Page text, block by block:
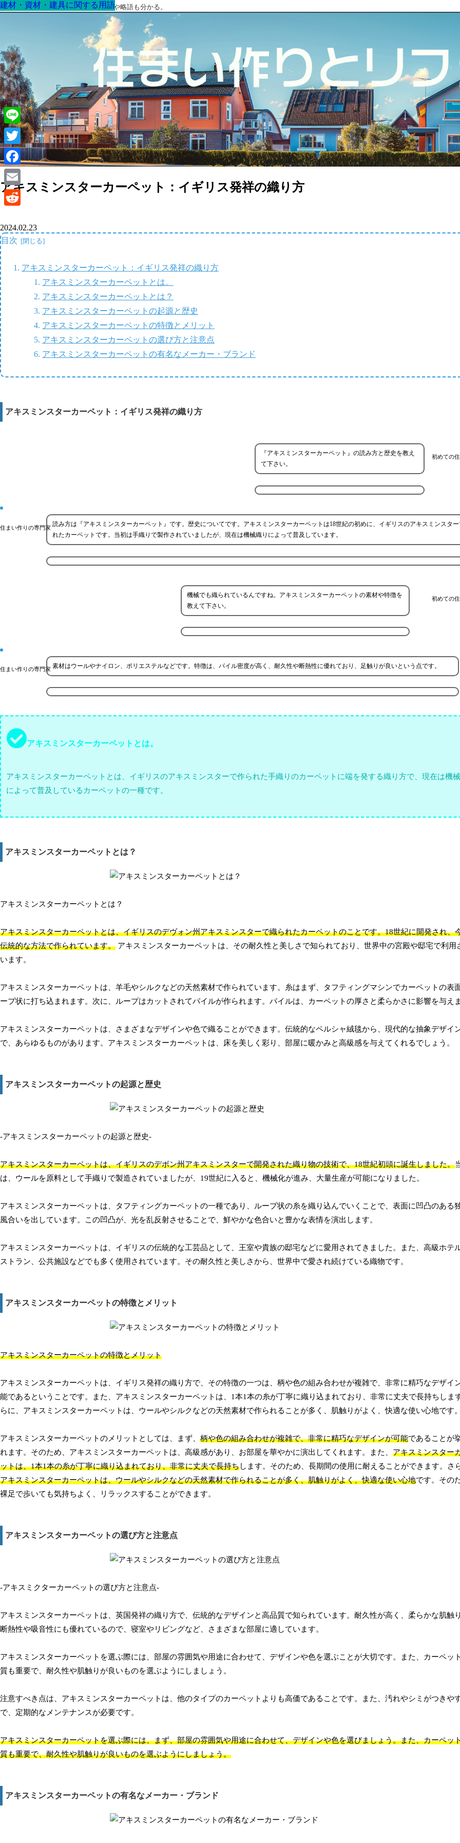
最高の家を作るための知識！専門用語や略語も分かる。
アキスミンスターカーペット：イギリス発祥の織り方
建材・資材・建具に関する用語
2024.02.23
目次
アキスミンスターカーペット：イギリス発祥の織り方
アキスミンスターカーペットとは。
アキスミンスターカーペットとは？
アキスミンスターカーペットの起源と歴史
アキスミンスターカーペットの特徴とメリット
アキスミンスターカーペットの選び方と注意点
アキスミンスターカーペットの有名なメーカー・ブランド
アキスミンスターカーペット：イギリス発祥の織り方
初めての
『アキスミンスターカーペット』の読み方と歴史を教え
て下さい。
住まい作りの専門家 読み方は『アキスミンスターカーペット』です。歴史についてです。アキスミンスターカーペットは18世紀の初めに、イギリスのアキスミンスタ
れたカーペットです。当初は手織りで製作されていましたが、現在は機械織りによって普及しています。
初めての
機械でも織られているんですね。アキスミンスターカーペットの素材や特徴を
教えて下さい。
住まい作りの専門家 素材はウールやナイロン、ポリエステルなどです。特徴は、パイル密度が高く、耐久性や断熱性に優れており、足触りが良いという点です。
アキスミンスターカーペットとは。
アキスミンスターカーペットとは、イギリスのアキスミンスターで作られた手織りのカーペットに端を発する織り方で、現在は機
によって普及しているカーペットの一種です。
アキスミンスターカーペットとは？
アキスミンスターカーペットとは？
アキスミンスターカーペットとは、イギリスのデヴォン州アキスミンスターで織られたカーペットのことです。18世紀に開発され、
伝統的な方法で作られています。 アキスミンスターカーペットは、その耐久性と美しさで知られており、世界中の宮殿や邸宅で利用
います。
アキスミンスターカーペットは、羊毛やシルクなどの天然素材で作られています。糸はまず、タフティングマシンでカーペットの表
ープ状に打ち込まれます。次に、ループはカットされてパイルが作られます。パイルは、カーペットの厚さと柔らかさに影響を与え
アキスミンスターカーペットは、さまざまなデザインや色で織ることができます。伝統的なペルシャ絨毯から、現代的な抽象デザイ
で、あらゆるものがあります。アキスミンスターカーペットは、床を美しく彩り、部屋に暖かみと高級感を与えてくれるでしょう。
アキスミンスターカーペットの起源と歴史
-アキスミンスターカーペットの起源と歴史-
アキスミンスターカーペットは、イギリスのデボン州アキスミンスターで開発された織り物の技術で、18世紀初頭に誕生しました。
は、ウールを原料として手織りで製造されていましたが、19世紀に入ると、機械化が進み、大量生産が可能になりました。
アキスミンスターカーペットは、タフティングカーペットの一種であり、ループ状の糸を織り込んでいくことで、表面に凹凸のある
風合いを出しています。この凹凸が、光を乱反射させることで、鮮やかな色合いと豊かな表情を演出します。
アキスミンスターカーペットは、イギリスの伝統的な工芸品として、王室や貴族の邸宅などに愛用されてきました。また、高級ホテ
ストラン、公共施設などでも多く使用されています。その耐久性と美しさから、世界中で愛され続けている織物です。
アキスミンスターカーペットの特徴とメリット
アキスミンスターカーペットの特徴とメリット
アキスミンスターカーペットは、イギリス発祥の織り方で、その特徴の一つは、柄や色の組み合わせが複雑で、非常に精巧なデザイ
能であるということです。また、アキスミンスターカーペットは、1本1本の糸が丁寧に織り込まれており、非常に丈夫で長持ちしま
らに、アキスミンスターカーペットは、ウールやシルクなどの天然素材で作られることが多く、肌触りがよく、快適な使い心地です
アキスミンスターカーペットのメリットとしては、まず、 柄や色の組み合わせが複雑で、非常に精巧なデザインが可能であることが
れます。そのため、アキスミンスターカーペットは、高級感があり、お部屋を華やかに演出してくれます。また、 アキスミンスター
ットは、1本1本の糸が丁寧に織り込まれており、非常に丈夫で長持ちします。そのため、長期間の使用に耐えることができます。さ
アキスミンスターカーペットは、ウールやシルクなどの天然素材で作られることが多く、肌触りがよく、快適な使い心地です。その
裸足で歩いても気持ちよく、リラックスすることができます。
アキスミンスターカーペットの選び方と注意点
-アキスミクターカーペットの選び方と注意点-
アキスミンスターカーペットは、英国発祥の織り方で、伝統的なデザインと高品質で知られています。耐久性が高く、柔らかな肌触
断熱性や吸音性にも優れているので、寝室やリビングなど、さまざまな部屋に適しています。
アキスミンスターカーペットを選ぶ際には、部屋の雰囲気や用途に合わせて、デザインや色を選ぶことが大切です。また、カーペッ
質も重要で、耐久性や肌触りが良いものを選ぶようにしましょう。
注意すべき点は、アキスミンスターカーペットは、他のタイプのカーペットよりも高価であることです。また、汚れやシミがつきや
で、定期的なメンテナンスが必要です。
アキスミンスターカーペットを選ぶ際には、まず、部屋の雰囲気や用途に合わせて、デザインや色を選びましょう。また、カーペッ
質も重要で、耐久性や肌触りが良いものを選ぶようにしましょう。
アキスミンスターカーペットの有名なメーカー・ブランド
建材・資材・建具に関する用語
建材・資材・建具に関する用語
建材・資材・建具に関する用語
建材・資材・建具に関する用語
建材・資材・建具に関する用語
建材・資材・建具に関する用語
Line
Twitter
Facebook
Email